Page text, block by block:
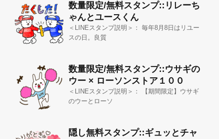
数量限定/無料スタンプ::リレーち
ゃんとユースくん
＜LINEスタンプ説明＞： 毎年8月8日はリユー
スの日。良質
数量限定/無料スタンプ::ウサギの
ウー × ローソンストア１００
＜LINEスタンプ説明＞： 【期間限定】ウサギ
のウーとローソ
隠し無料スタンプ::ギュッとチャ